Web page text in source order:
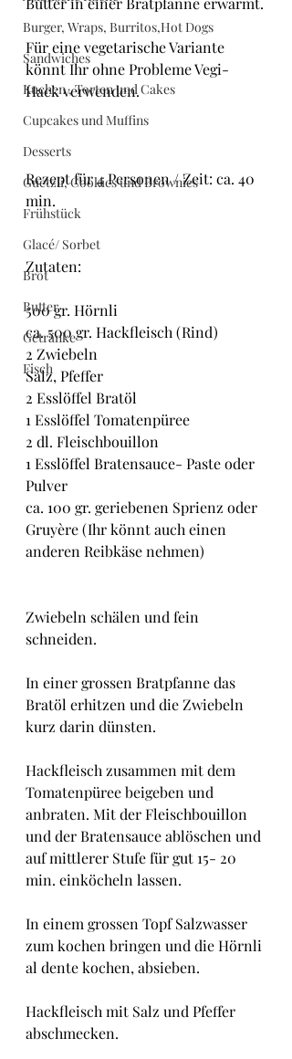
Burger, Wraps, Burritos,Hot Dogs
Sandwiches
Kuchen , Torten und Cakes
Cupcakes und Muffins
Desserts
Guetzli, Cookies und Brownies
Frühstück
Glacé/ Sorbet
Brot
Butter
Getränke
Fisch
Für eine vegetarische Variante
könnt Ihr ohne Probleme Vegi-
Hack verwenden.
Rezept für 4 Personen / Zeit: ca. 40
min.
Zutaten:
500 gr. Hörnli
ca. 500 gr. Hackfleisch (Rind)
2 Zwiebeln
Salz, Pfeffer
2 Esslöffel Bratöl
1 Esslöffel Tomatenpüree
2 dl. Fleischbouillon
1 Esslöffel Bratensauce- Paste oder
Pulver
ca. 100 gr. geriebenen Sprienz oder
Gruyère (Ihr könnt auch einen
anderen Reibkäse nehmen)
Zwiebeln schälen und fein
schneiden.
In einer grossen Bratpfanne das
Bratöl erhitzen und die Zwiebeln
kurz darin dünsten.
Hackfleisch zusammen mit dem
Tomatenpüree beigeben und
anbraten. Mit der Fleischbouillon
und der Bratensauce ablöschen und
auf mittlerer Stufe für gut 15- 20
min. einköcheln lassen.
In einem grossen Topf Salzwasser
zum kochen bringen und die Hörnli
al dente kochen, absieben.
Hackfleisch mit Salz und Pfeffer
abschmecken.